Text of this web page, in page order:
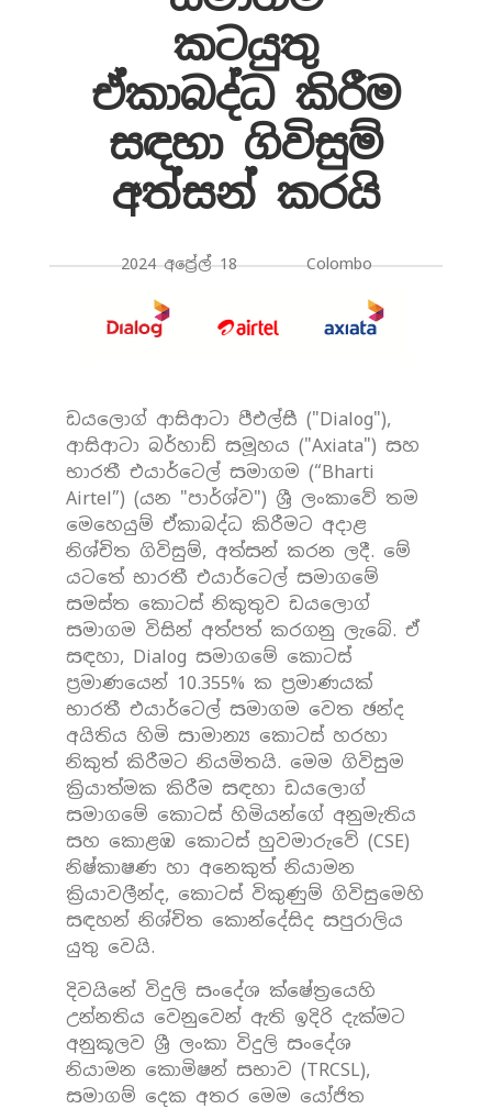
කටයුතු
ඒකාබද්ධ කිරීම
සඳහා ගිවිසුම්
අත්සන් කරයි
2024 අප්‍රේල් 18 Colombo
ඩයලොග් ආසිආටා පීඑල්සී ("Dialog"),
ආසිආටා බර්හාඩ් සමූහය ("Axiata") සහ
භාරතී එයාර්ටෙල් සමාගම (“Bharti
Airtel”) (යන "පාර්ශ්ව") ශ්‍රී ලංකාවේ තම
මෙහෙයුම් ඒකාබද්ධ කිරීමට අදාළ
නිශ්චිත ගිවිසුම්, අත්සන් කරන ලදී. මේ
යටතේ භාරතී එයාර්ටෙල් සමාගමේ
සමස්ත කොටස් නිකුතුව ඩයලොග්
සමාගම විසින් අත්පත් කරගනු ලැබේ. ඒ
සඳහා, Dialog සමාගමේ කොටස්
ප්‍රමාණයෙන් 10.355% ක ප්‍රමාණයක්
භාරතී එයාර්ටෙල් සමාගම වෙත ඡන්ද
අයිතිය හිමි සාමාන්‍ය කොටස් හරහා
නිකුත් කිරීමට නියමිතයි. මෙම ගිවිසුම
ක්‍රියාත්මක කිරීම සඳහා ඩයලොග්
සමාගමේ කොටස් හිමියන්ගේ අනුමැතිය
සහ කොළඹ කොටස් හුවමාරුවේ (CSE)
නිෂ්කාෂණ හා අනෙකුත් නියාමන
ක්‍රියාවලීන්ද, කොටස් විකුණුම් ගිවිසුමෙහි
සඳහන් නිශ්චිත කොන්දේසිද සපුරාලිය
යුතු වෙයි.
දිවයිනේ විදුලි සංදේශ ක්ෂේත්‍රයෙහි
උන්නතිය වෙනුවෙන් ඇති ඉදිරි දැක්මට
අනුකූලව ශ්‍රී ලංකා විදුලි සංදේශ
නියාමන කොමිෂන් සභාව (TRCSL),
සමාගම් දෙක අතර මෙම යෝජිත